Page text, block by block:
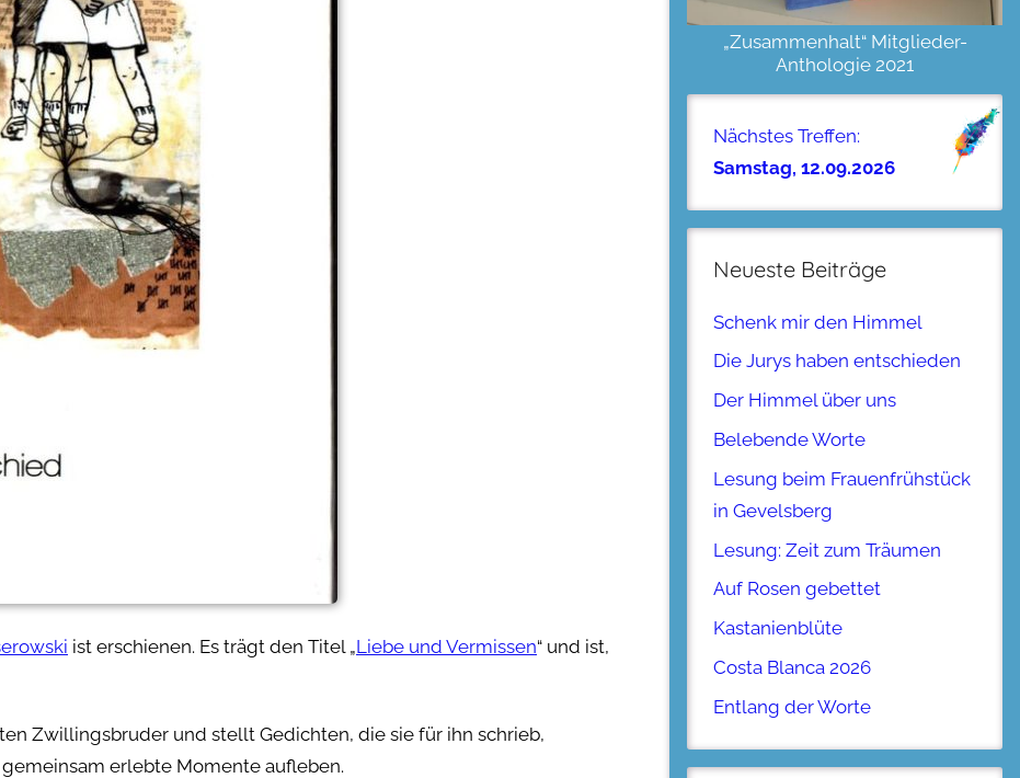
ist erschienen. Es trägt den Titel „Liebe und Vermissen“ und ist,
Zwillingsbruder und stellt Gedichten, die sie für ihn schrieb,
erlebte Momente aufleben.
„Zusammenhalt“ Mitglieder-
Anthologie 2021
Nächstes Treffen:
Samstag, 12.09.2026
Neueste Beiträge
Schenk mir den Himmel
Die Jurys haben entschieden
Der Himmel über uns
Belebende Worte
Lesung beim Frauenfrühstück
in Gevelsberg
Lesung: Zeit zum Träumen
Auf Rosen gebettet
Kastanienblüte
Costa Blanca 2026
Entlang der Worte